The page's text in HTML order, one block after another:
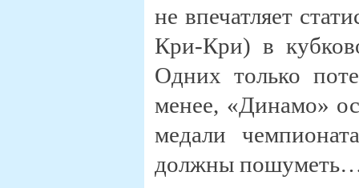
не впечатляет
Кри-Кри) в
Одних только
менее, «Динамо»
медали
должны